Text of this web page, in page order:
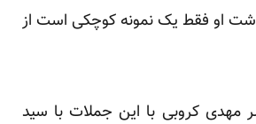
او فقط یک نمونه کوچکی است از
مهدی کروبی با این جملات با سید